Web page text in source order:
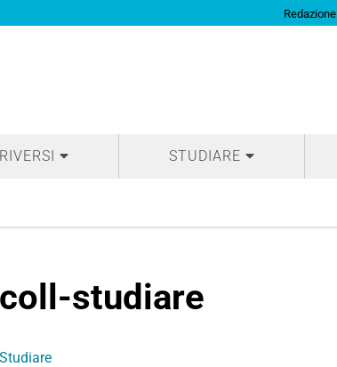
Redazione
STUDIARE
coll-studiare
Studiare